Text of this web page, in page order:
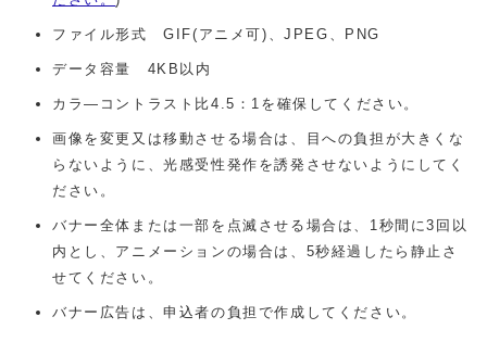
ファイル形式 GIF(アニメ可)、JPEG、PNG
データ容量 4KB以内
カラ―コントラスト比4.5：1を確保してください。
画像を変更又は移動させる場合は、目への負担が大きくな
らないように、光感受性発作を誘発させないようにしてく
ださい。
バナー全体または一部を点滅させる場合は、1秒間に3回以
内とし、アニメーションの場合は、5秒経過したら静止さ
せてください。
バナー広告は、申込者の負担で作成してください。